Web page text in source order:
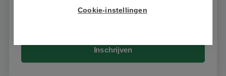
9.6 / 10 (531 beoordelingen)
Cookie-instellingen
Inschrijven